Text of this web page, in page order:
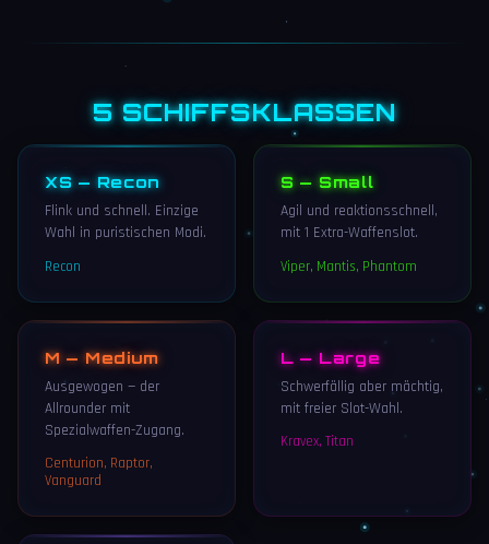
5 SCHIFFSKLASSEN
XS — Recon
Flink und schnell. Einzige
Wahl in puristischen Modi.
Recon
S — Small
Agil und reaktionsschnell,
mit 1 Extra-Waffenslot.
Viper, Mantis, Phantom
M — Medium
Ausgewogen — der
Allrounder mit
Spezialwaffen-Zugang.
Centurion, Raptor,
Vanguard
L — Large
Schwerfällig aber mächtig,
mit freier Slot-Wahl.
Kravex, Titan